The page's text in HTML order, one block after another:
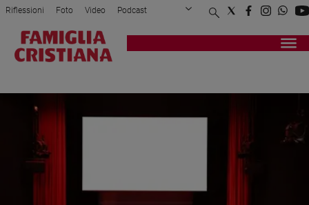
Attualità
Politica
Economia
Legalità
Riflessioni Foto Video Podcast
Privacy Policy Chi siamo
Registrati Redazione